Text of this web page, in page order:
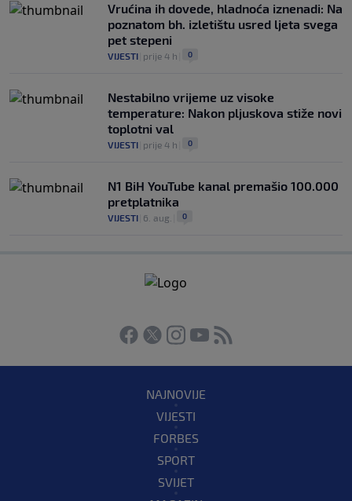
Vrućina ih dovede, hladnoća iznenadi: Na
poznatom bh. izletištu usred ljeta svega
pet stepeni
VIJESTI prije 4 h 0
Nestabilno vrijeme uz visoke
temperature: Nakon pljuskova stiže novi
toplotni val
VIJESTI prije 4 h 0
N1 BiH YouTube kanal premašio 100.000
pretplatnika
VIJESTI 6. aug. 0
NAJNOVIJE
VIJESTI
FORBES
SPORT
SVIJET